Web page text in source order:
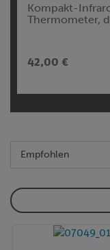
Kompakt-
Thermometer,
42,00 €